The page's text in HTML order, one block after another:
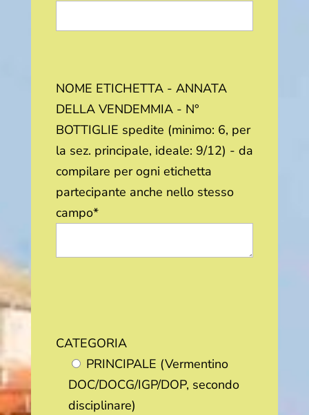
NOME ETICHETTA - ANNATA
DELLA VENDEMMIA - N°
BOTTIGLIE spedite (minimo: 6, per
la sez. principale, ideale: 9/12) - da
compilare per ogni etichetta
partecipante anche nello stesso
campo*
CATEGORIA
PRINCIPALE (Vermentino
DOC/DOCG/IGP/DOP, secondo
disciplinare)